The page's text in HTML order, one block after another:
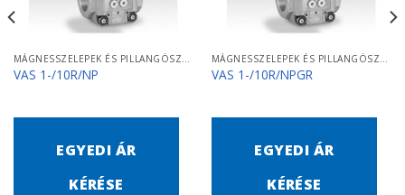
MÁGNESSZELEPEK ÉS PILLANGÓSZELEPEK
VAS 1-/10R/NP
EGYEDI ÁR
KÉRÉSE
MÁGNESSZELEPEK ÉS PILLANGÓSZELEPEK
VAS 1-/10R/NPGR
EGYEDI ÁR
KÉRÉSE